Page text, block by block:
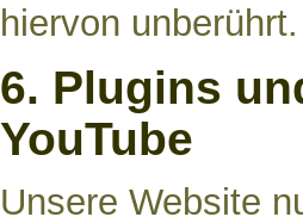
hiervon unberührt.
6. Plugins
YouTube
Unsere Website